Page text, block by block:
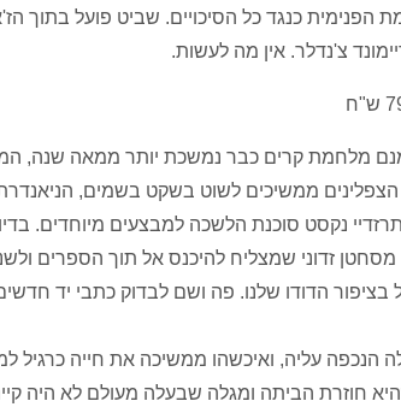
כנגד כל הסיכויים. שביט פועל בתוך
צ'נדלר. אין מה לעשות.
כתמיד. אמנם מלחמת קרים כבר נמשכת יותר ממאה שנה,
הצפלינים ממשיכים לשוט בשקט בשמים,
נקסט סוכנת הלשכה למבצעים מיוחדים.
זדוני שמצליח להיכנס אל תוך הספרים
הדודו שלנו. פה ושם לבדוק כתבי יד
עליה, ואיכשהו ממשיכה את חייה כרגיל
חוזרת הביתה ומגלה שבעלה מעולם לא היה